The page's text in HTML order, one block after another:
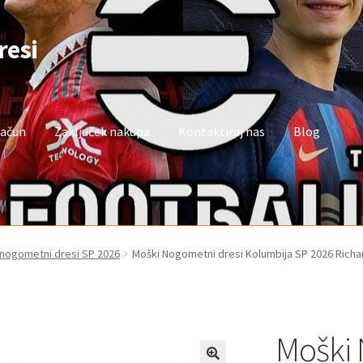
Zaključek nakupa Kontaktiraj nas Blog
račun Trgovina Zaključek nakupa
dresi SP 2026 Moški Nogometni dresi Kolumbija SP 2026